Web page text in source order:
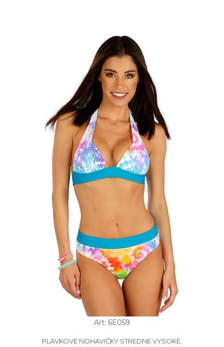
Art: 6E059
PLAVKOVÉ NOHAVIČKY STREDNE VYSOKÉ.